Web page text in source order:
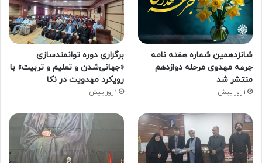
شانزدهمین شماره هفته‌ نامه
جرعه مهدوی مرحله دوازدهم
منتشر شد
1 روز پیش
برگزاری دوره توانمندسازی
«جهانی‌شدن و تعلیم و تربیت» با
رویکرد مهدویت در نکا
1 روز پیش